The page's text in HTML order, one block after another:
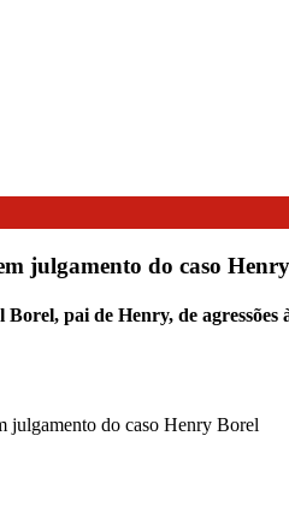
julgamento do caso
pai de Henry, de agressões